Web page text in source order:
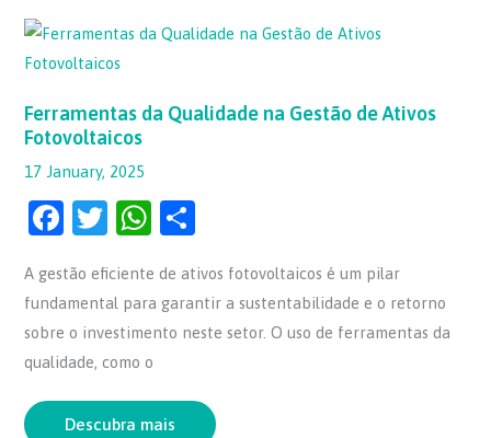
Ferramentas da Qualidade na Gestão de Ativos
Fotovoltaicos
17 January, 2025
F
c
e
b
o
o
T
itt
er
W
at
s
A
p
p
ar
e
A gestão eficiente de ativos fotovoltaicos é um pilar
fundamental para garantir a sustentabilidade e o retorno
sobre o investimento neste setor. O uso de ferramentas da
qualidade, como o
Ferramentas
da
Qualidade
na
de
Ativos
Fotovoltaicos
Descubra mais